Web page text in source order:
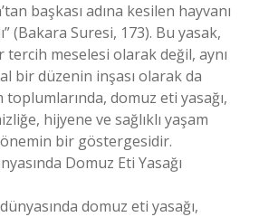
başkası adına kesilen hayvanı
(Bakara Suresi, 173). Bu yasak,
tercih meselesi olarak değil, aynı
bir düzenin inşası olarak da
domuz eti yasağı,
hijyene ve sağlıklı yaşam
önemin bir göstergesidir.
Domuz Eti Yasağı
domuz eti yasağı,